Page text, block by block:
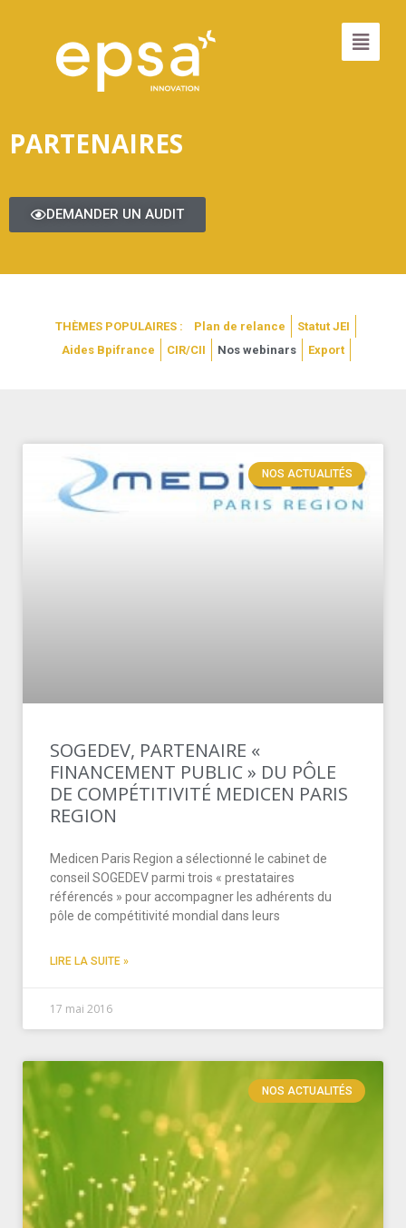
PARTENAIRES
DEMANDER UN AUDIT
THÈMES POPULAIRES : Plan de relance
Statut JEI
Aides Bpifrance
CIR/CII Nos webinars Export
NOS ACTUALITÉS
SOGEDEV, PARTENAIRE «
FINANCEMENT PUBLIC » DU PÔLE
DE COMPÉTITIVITÉ MEDICEN PARIS
REGION
Medicen Paris Region a sélectionné le cabinet de
conseil SOGEDEV parmi trois « prestataires
référencés » pour accompagner les adhérents du
pôle de compétitivité mondial dans leurs
LIRE LA SUITE »
17 mai 2016
NOS ACTUALITÉS